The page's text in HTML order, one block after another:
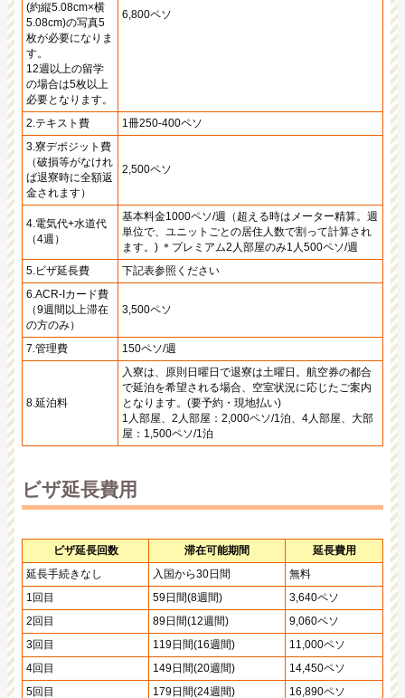
(約縦5.08cm×横
5.08cm)の写真5
枚が必要になりま
す。
12週以上の留学
の場合は5枚以上
必要となります。
6,800ペソ
2.テキスト費
1冊250-400ペソ
3.寮デポジット費
（破損等がなけれ
ば退寮時に全額返
金されます）
2,500ペソ
4.電気代+水道代
（4週）
基本料金1000ペソ/週（超える時はメーター精算。週
単位で、ユニットごとの居住人数で割って計算され
ます。) ＊プレミアム2人部屋のみ1人500ペソ/週
5.ビザ延長費
下記表参照ください
6.ACR-Iカード費
（9週間以上滞在
の方のみ）
3,500ペソ
7.管理費 150ペソ/週
8.延泊料
入寮は、原則日曜日で退寮は土曜日。航空券の都合
で延泊を希望される場合、空室状況に応じたご案内
となります。(要予約・現地払い)
1人部屋、2人部屋：2,000ペソ/1泊、4人部屋、大部
屋：1,500ペソ/1泊
ビザ延長費用
ビザ延長回数 滞在可能期間
延長費用
延長手続きなし
入国から30日間
無料
1回目
59日間(8週間)
3,640ペソ
2回目
89日間(12週間)
9,060ペソ
3回目
119日間(16週間)
11,000ペソ
4回目
149日間(20週間)
14,450ペソ
5回目
179日間(24週間) 16,890ペソ